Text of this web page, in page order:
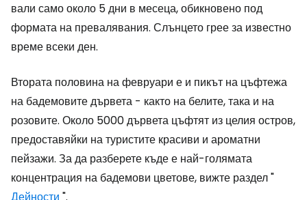
вали само около 5 дни в месеца, обикновено под
формата на превалявания. Слънцето грее за известно
време всеки ден.
Втората половина на февруари е и пикът на цъфтежа
на бадемовите дървета - както на белите, така и на
розовите. Около 5000 дървета цъфтят из целия остров,
предоставяйки на туристите красиви и ароматни
пейзажи. За да разберете къде е най-голямата
концентрация на бадемови цветове, вижте раздел "